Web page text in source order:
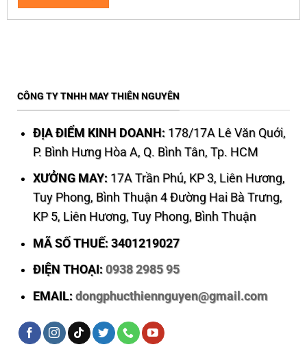
CÔNG TY TNHH MAY THIÊN NGUYÊN
ĐỊA ĐIỂM KINH DOANH: 178/17A Lê Văn Quới,
P. Bình Hưng Hòa A, Q. Bình Tân, Tp. HCM
XƯỞNG MAY: 17A Trần Phú, KP 3, Liên Hương,
Tuy Phong, Bình Thuận 4 Đường Hai Bà Trưng,
KP 5, Liên Hương, Tuy Phong, Bình Thuận
MÃ SỐ THUẾ: 3401219027
ĐIỆN THOẠI: 0938 2985 95
EMAIL: dongphucthiennguyen@gmail.com